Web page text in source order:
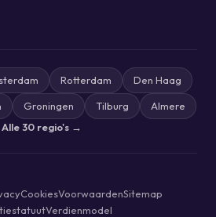
Rotterdam Den Haag
Groningen Tilburg
Almere
Alle 30 regio's →
CookiesVoorwaardenSitemap
Verdienmodel